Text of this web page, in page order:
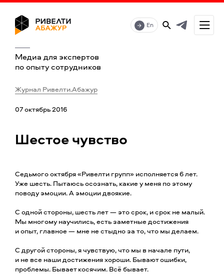
Медиа для экспертов
по опыту сотрудников
En
Журнал Ривелти.Абажур
07 октябрь 2016
Шестое чувство
Седьмого октября «Ривелти групп» исполняется 6 лет.
Уже шесть. Пытаюсь осознать, какие у меня по этому
поводу эмоции. А эмоции двоякие.
С одной стороны, шесть лет — это срок, и срок не малый.
Мы многому научились, есть заметные достижения
и опыт, главное — мне не стыдно за то, что мы делаем.
С другой стороны, я чувствую, что мы в начале пути,
и не все наши достижения хороши. Бывают ошибки,
проблемы. Бывает косячим. Всё бывает.